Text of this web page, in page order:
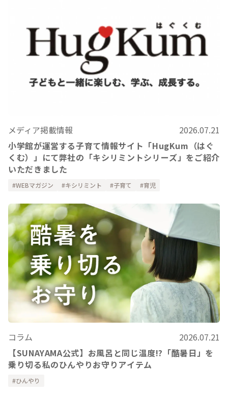
メディア掲載情報
2026.07.21
小学館が運営する子育て情報サイト「HugKum（はぐ
くむ）」にて弊社の「キシリミントシリーズ」をご紹介
いただきました
WEBマガジン キシリミント 子育て 育児
コラム
2026.07.21
【SUNAYAMA公式】お風呂と同じ温度!?「酷暑日」を
乗り切る私のひんやりお守りアイテム
ひんやり